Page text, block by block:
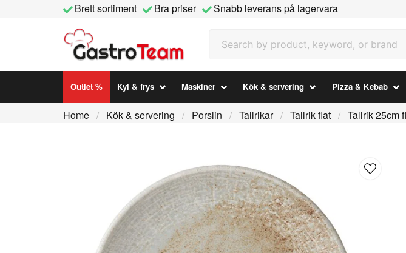
Brett sortiment Bra priser
Snabb leverans på lagervara
Outlet % Kyl & frys Maskiner Kök & servering Pizza & Kebab
Home Kök & servering Porslin Tallrikar Tallrik flat Tallrik 25cm